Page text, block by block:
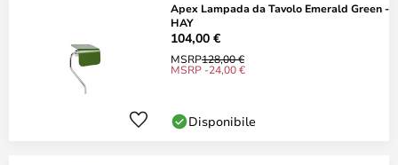
Apex Lampada da Tavolo Emerald Green -
HAY
104,00 €
MSRP128,00 €
MSRP -24,00 €
Disponibile